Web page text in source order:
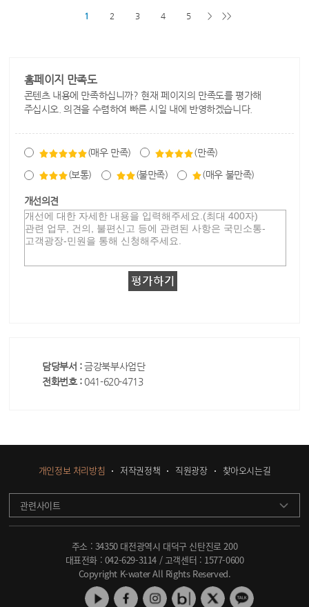
1 2 3 4 5 > >>
홈페이지 만족도
콘텐츠 내용에 만족하십니까? 현재 페이지의 만족도를 평가해
주십시오. 의견을 수렴하여 빠른 시일 내에 반영하겠습니다.
(매우 만족) (만족)
(보통) (불만족) (매우 불만족)
개선의견
담당부서 :금강북부사업단
전화번호 : 041-620-4713
개인정보 처리방침 저작권정책 직원광장 찾아오시는길
관련사이트
주소 : 34350 대전광역시 대덕구 신탄진로 200
대표전화 : 042-629-3114 / 고객센터 : 1577-0600
Copyright K-water All Rights Reserved.